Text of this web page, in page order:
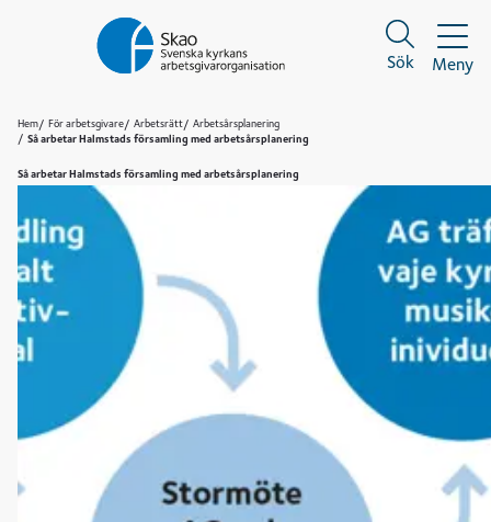
Sök Meny
Hem För arbetsgivare Arbetsrätt
Arbetsårsplanering
Så arbetar Halmstads församling med arbetsårsplanering
Så arbetar Halmstads församling med arbetsårsplanering